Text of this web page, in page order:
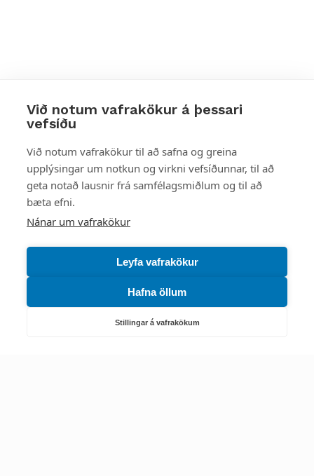
Við notum vafrakökur á þessari
vefsíðu
Við notum vafrakökur til að safna og greina
upplýsingar um notkun og virkni vefsíðunnar, til að
geta notað lausnir frá samfélagsmiðlum og til að
bæta efni.
Nánar um vafrakökur
Leyfa vafrakökur
Hafna öllum
Stillingar á vafrakökum
Styttu þér leið
Mest skoðað
Starfsstöðvar
Náttúruverndarstofnun
Veiðimál, friðlýst svæði, landvarsla og náttúruvernd